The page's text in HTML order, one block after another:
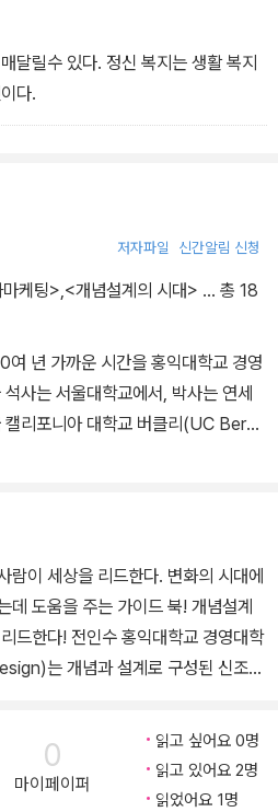
달릴수 있다. 정신 복지는 생활 복지
다.
저자파일 신간알림 신청
케팅>,<개념설계의 시대> … 총 18
년 가까운 시간을 홍익대학교 경영
사는 서울대학교에서, 박사는 연세
리포니아 대학교 버클리(UC Berke
이 있다. 이 외에도 『마케팅전략』 『서
』 등을 공동으로 번역하여 국내에 소
니스 등의 지식을 사회와 공유하기 위
트러프러너십』 『비즈니스상상력』
』 『예술마케팅』을 기획하고 집필했
람이 세상을 리드한다. 변화의 시대에
가이드 북! 개념설계
드한다! 전인수 홍익대학교 경영대학
는 개념과 설계로 구성된 신조어
문에 개념설계는 중요하다고 강조한
고도 성장기의 성장모델이 흔들리고
있기 때문에 불안한 사회라고 말하
0
마이페이퍼
읽고 싶어요 0명
읽고 있어요 2명
읽었어요 1명